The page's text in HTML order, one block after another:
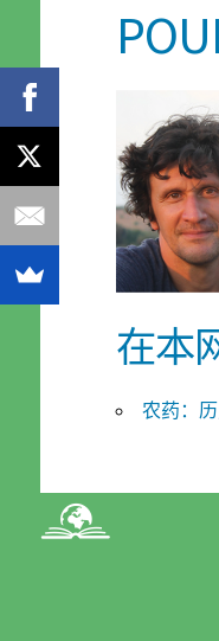
在本
农药：